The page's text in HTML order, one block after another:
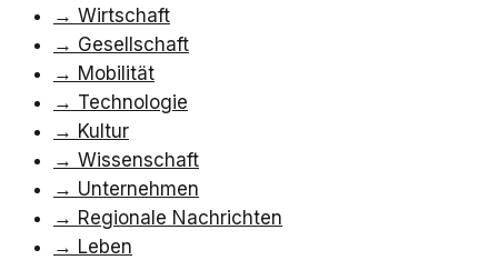
→ Wirtschaft
→ Gesellschaft
→ Mobilität
→ Technologie
→ Kultur
→ Wissenschaft
→ Unternehmen
→ Regionale Nachrichten
→ Leben